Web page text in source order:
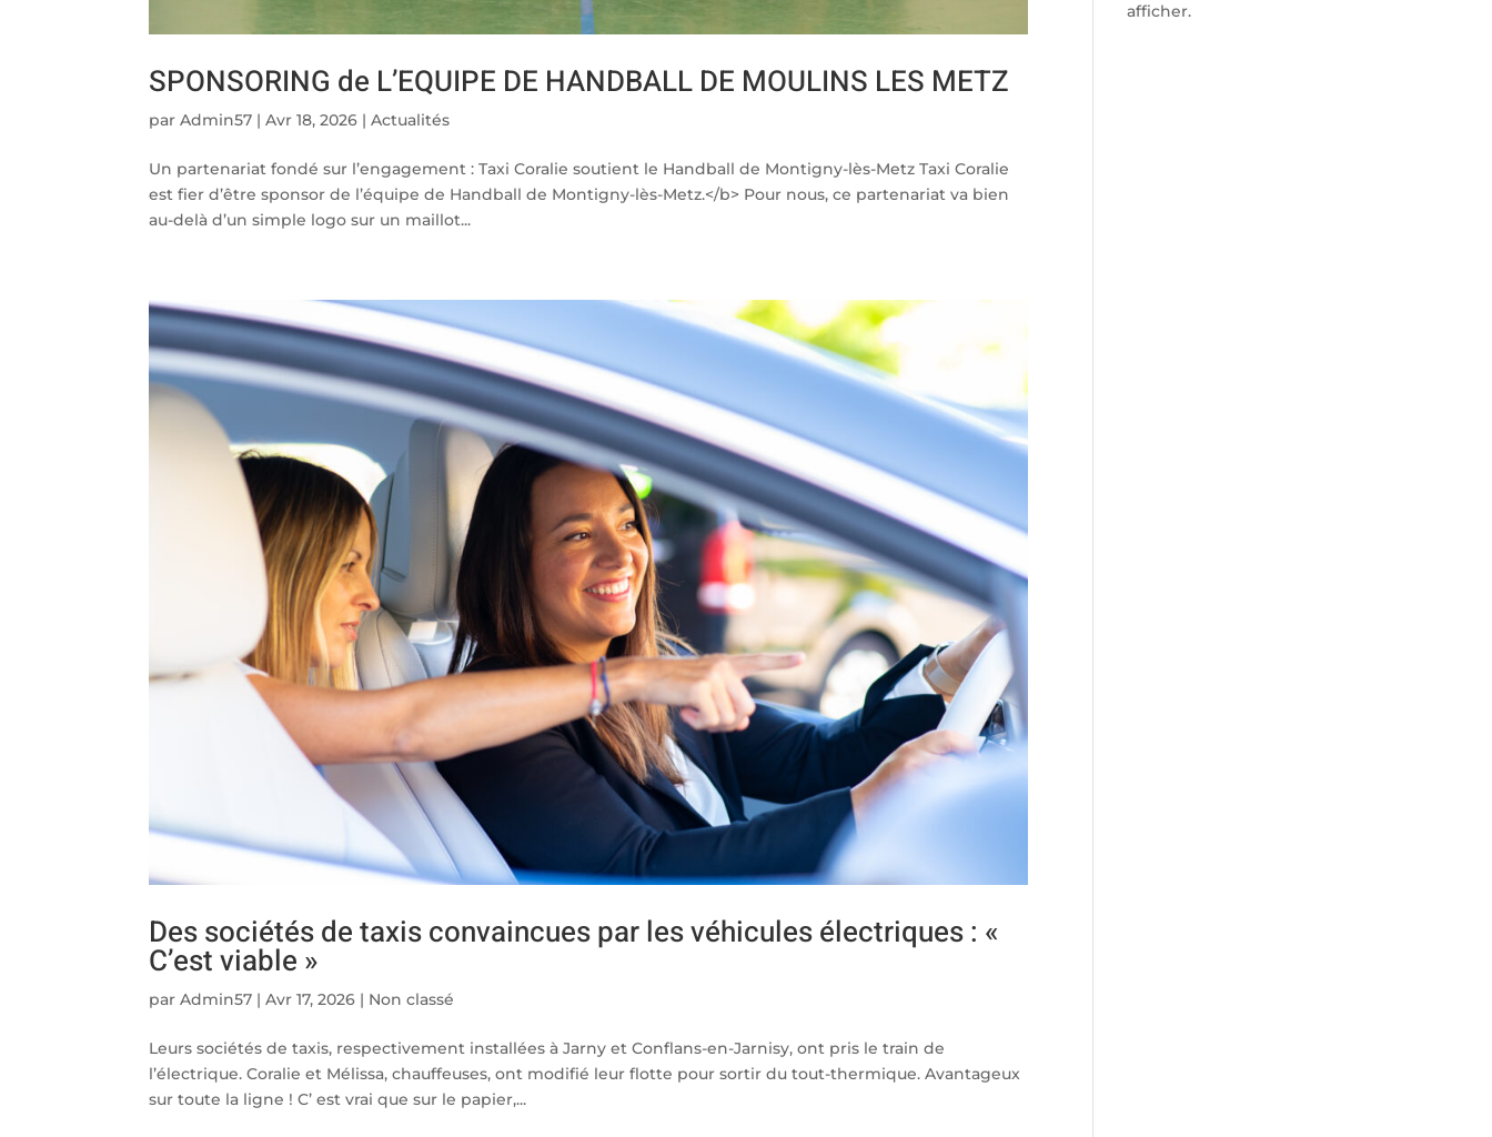
SPONSORING de L’EQUIPE DE HANDBALL DE MOULINS LES METZ
parAdmin57 |Avr 18, 2026 |Actualités
Un partenariat fondé sur l’engagement : Taxi Coralie soutient le Handball de Montigny-lès-Metz Taxi Coralie
est fier d’être sponsor de l’équipe de Handball de Montigny-lès-Metz.</b> Pour nous, ce partenariat va bien
au-delà d’un simple logo sur un maillot...
Des sociétés de taxis convaincues par les véhicules électriques : «
C’est viable »
parAdmin57 |Avr 17, 2026 | Non classé
Leurs sociétés de taxis, respectivement installées à Jarny et Conflans-en-Jarnisy, ont pris le train de
l’électrique. Coralie et Mélissa, chauffeuses, ont modifié leur flotte pour sortir du tout-thermique. Avantageux
sur toute la ligne ! C’ est vrai que sur le papier,...
afficher.